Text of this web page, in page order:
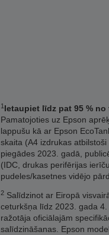
1Ietaupiet līdz pat 95 %
Pamatojoties uz Epson
lappušu kā ar Epson
skaita (A4 izdrukas
piegādes 2023. gadā,
(IDC, drukas perifērijas
pudeles/kasetnes vidējo
2Salīdzinot ar Eiropā
ceturkšņa līdz 2023. gada
ražotāja oficiālajām
salīdzināšanas. Epson